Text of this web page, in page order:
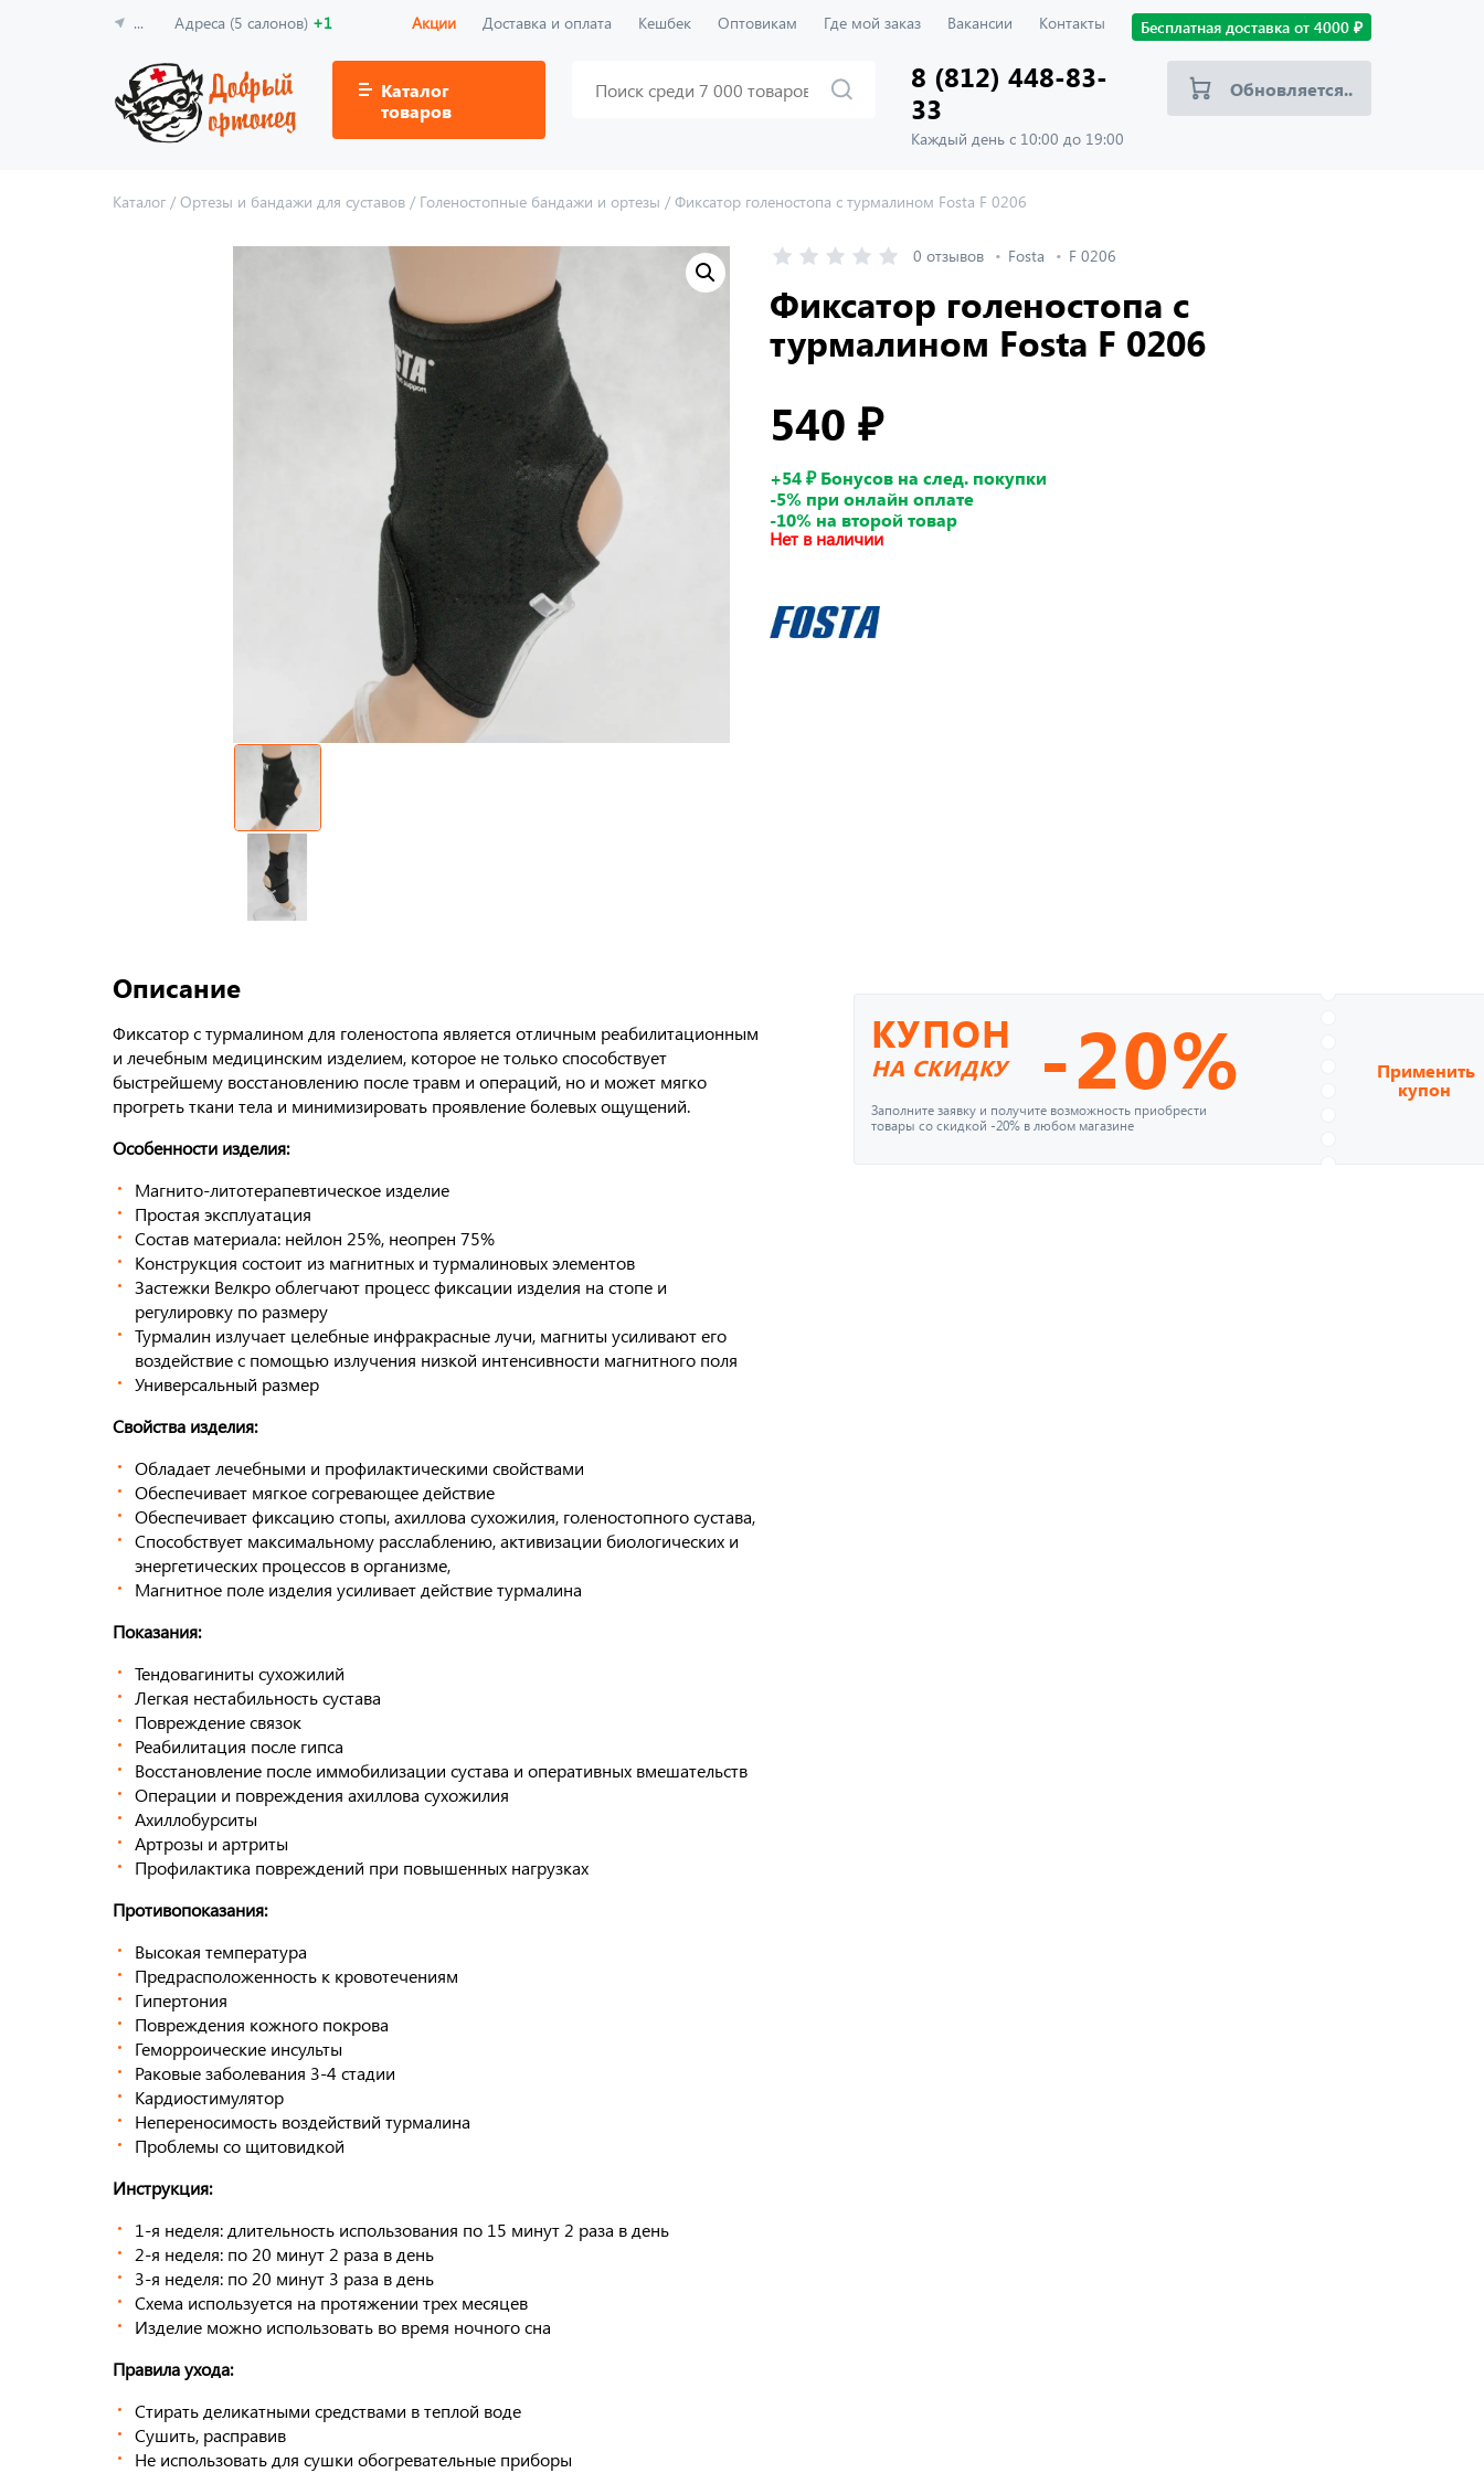
... Адреса (5 салонов) +1 Акции Доставка и оплата Кешбек Оптовикам Где мой заказ Вакансии Контакты Бесплатная доставка от 4000 ₽
Каталог
товаров
8 (812) 448-83-
33
Каждый день с 10:00 до 19:00
Обновляется..
Каталог /Ортезы и бандажи для суставов / Голеностопные бандажи и ортезы /Фиксатор голеностопа с турмалином Fosta F 0206
0 отзывов Fosta F 0206
Фиксатор голеностопа с
турмалином Fosta F 0206
540 ₽
+54 ₽ Бонусов на след. покупки
-5% при онлайн оплате
-10% на второй товар
Нет в наличии
Описание
Фиксатор с турмалином для голеностопа является отличным реабилитационным
и лечебным медицинским изделием, которое не только способствует
быстрейшему восстановлению после травм и операций, но и может мягко
прогреть ткани тела и минимизировать проявление болевых ощущений.
Особенности изделия:
Магнито-литотерапевтическое изделие
Простая эксплуатация
Состав материала: нейлон 25%, неопрен 75%
Конструкция состоит из магнитных и турмалиновых элементов
Застежки Велкро облегчают процесс фиксации изделия на стопе и
регулировку по размеру
Турмалин излучает целебные инфракрасные лучи, магниты усиливают его
воздействие с помощью излучения низкой интенсивности магнитного поля
Универсальный размер
Свойства изделия:
Обладает лечебными и профилактическими свойствами
Обеспечивает мягкое согревающее действие
Обеспечивает фиксацию стопы, ахиллова сухожилия, голеностопного сустава,
Способствует максимальному расслаблению, активизации биологических и
энергетических процессов в организме,
Магнитное поле изделия усиливает действие турмалина
Показания:
Тендовагиниты сухожилий
Легкая нестабильность сустава
Повреждение связок
Реабилитация после гипса
Восстановление после иммобилизации сустава и оперативных вмешательств
Операции и повреждения ахиллова сухожилия
Ахиллобурситы
Артрозы и артриты
Профилактика повреждений при повышенных нагрузках
Противопоказания:
Высокая температура
Предрасположенность к кровотечениям
Гипертония
Повреждения кожного покрова
Геморроические инсульты
Раковые заболевания 3-4 стадии
Кардиостимулятор
Непереносимость воздействий турмалина
Проблемы со щитовидкой
Инструкция:
1-я неделя: длительность использования по 15 минут 2 раза в день
2-я неделя: по 20 минут 2 раза в день
3-я неделя: по 20 минут 3 раза в день
Схема используется на протяжении трех месяцев
Изделие можно использовать во время ночного сна
Правила ухода:
Стирать деликатными средствами в теплой воде
Сушить, расправив
Не использовать для сушки обогревательные приборы
КУПОН
НА СКИДКУ -20%
Заполните заявку и получите возможность приобрести
товары со скидкой -20% в любом магазине
Применить
купон